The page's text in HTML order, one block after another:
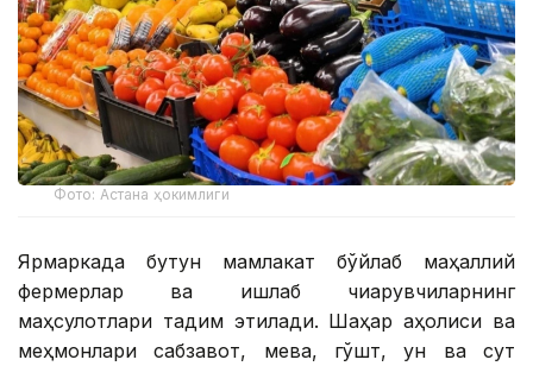
Фото: Астана ҳокимлиги
Ярмаркада бутун мамлакат бўйлаб маҳаллий
фермерлар ва ишлаб чиқарувчиларнинг
маҳсулотлари тақдим этилади. Шаҳар аҳолиси ва
меҳмонлари сабзавот, мева, гўшт, ун ва сут